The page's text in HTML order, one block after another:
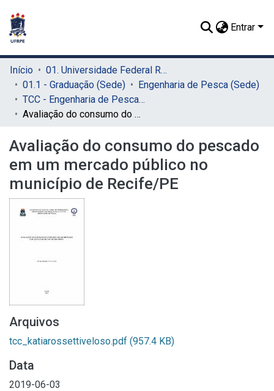
Entrar
Início
01. Universidade Federal Rural de Pernambuco - UFRPE (Sede)
01.1 - Graduação (Sede)
Engenharia de Pesca (Sede)
TCC - Engenharia de Pesca (Sede)
Avaliação do consumo do pescado em um mercado público no município de Recife/PE
Avaliação do consumo do pescado
em um mercado público no
município de Recife/PE
Arquivos
tcc_katiarossettiveloso.pdf (957.4 KB)
Data
2019-06-03